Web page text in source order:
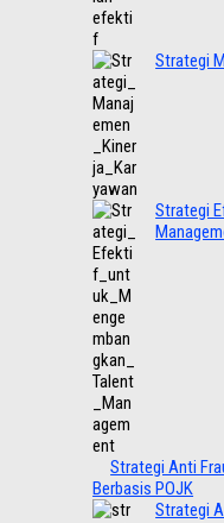
Strategi
Strategi
Strategi Anti
Berbasis POJK
Strategi